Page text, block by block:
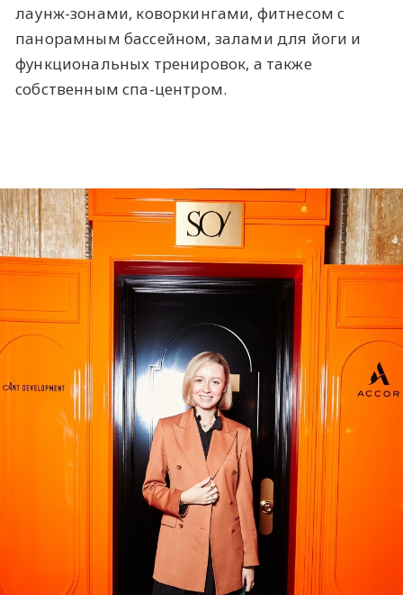
лаунж-зонами, коворкингами, фитнесом с
панорамным бассейном, залами для йоги и
функциональных тренировок, а также
собственным спа-центром.